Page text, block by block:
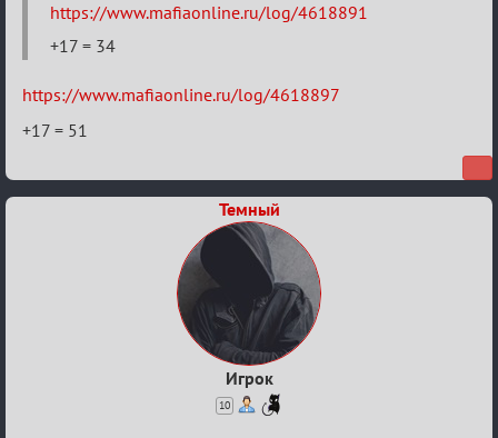
Бертозиму
https://www.mafiaonline.ru/log/4618891
+17 = 34
https://www.mafiaonline.ru/log/4618897
+17 = 51
Темный
Игрок
10